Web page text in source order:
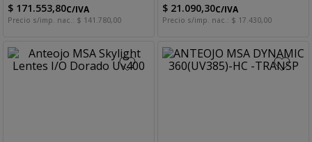
$ 171.553,80C/IVA
Precio s/imp. nac.: $ 141 780,00
$ 21.090,30C/IVA
Precio s/imp. nac.: $ 17 430,00